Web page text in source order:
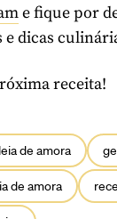
e fique por
e dicas
receita!
de amora
de amora